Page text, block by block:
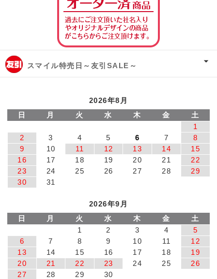
スマイル特売日～友引SALE～
2026年8月
日
月 火 水 木 金
土
1
2
3 4 5 6 7
8
9
10 11 12 13 14
15
16
17 18 19 20 21
22
23
24 25 26 27 28
29
30
31
2026年9月
日
月 火 水 木 金
土
1
2 3 4
5
6
7 8 9 10 11
12
13
14 15 16 17 18
19
20
21 22 23 24 25
26
27
28 29 30